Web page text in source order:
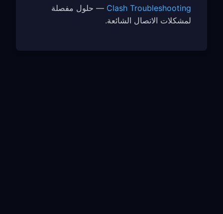
Clash Troubleshooting — حلول مفصلة
لمشكلات الاتصال الشائعة.